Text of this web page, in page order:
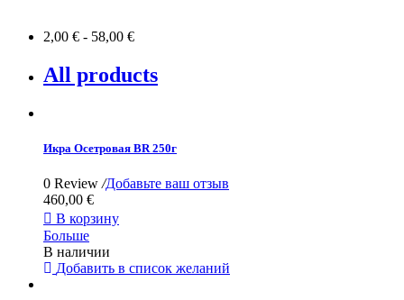
2,00 € - 58,00 €
All products
Икра Осетровая BR 250г
0 Review /Добавьте ваш отзыв
460,00 €
 В корзину
Больше
В наличии
Добавить в список желаний